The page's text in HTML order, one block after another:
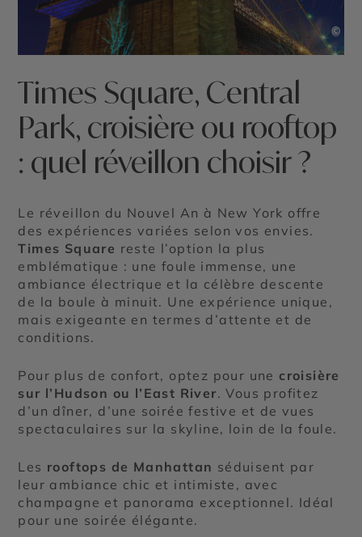
©
Times Square, Central
Park, croisière ou rooftop
: quel réveillon choisir ?
Le réveillon du Nouvel An à New York offre
des expériences variées selon vos envies.
Times Square reste l’option la plus
emblématique : une foule immense, une
ambiance électrique et la célèbre descente
de la boule à minuit. Une expérience unique,
mais exigeante en termes d’attente et de
conditions.
Pour plus de confort, optez pour une croisière
sur l’Hudson ou l’East River. Vous profitez
d’un dîner, d’une soirée festive et de vues
spectaculaires sur la skyline, loin de la foule.
Les rooftops de Manhattan séduisent par
leur ambiance chic et intimiste, avec
champagne et panorama exceptionnel. Idéal
pour une soirée élégante.